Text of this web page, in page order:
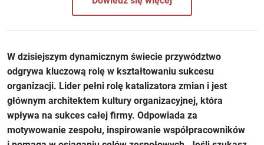
W dzisiejszym dynamicznym świecie przywództwo
odgrywa kluczową rolę w kształtowaniu sukcesu
organizacji. Lider pełni rolę katalizatora zmian i jest
głównym architektem kultury organizacyjnej, która
wpływa na sukces całej firmy. Odpowiada za
motywowanie zespołu, inspirowanie współpracowników